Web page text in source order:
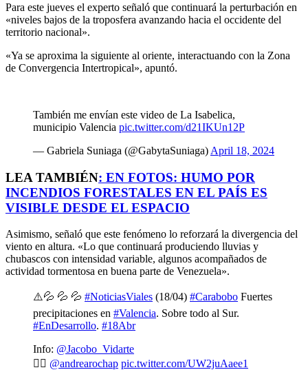
Para este jueves el experto señaló que continuará la perturbación en
«niveles bajos de la troposfera avanzando hacia el occidente del
territorio nacional».
«Ya se aproxima la siguiente al oriente, interactuando con la Zona
de Convergencia Intertropical», apuntó.
También me envían este video de La Isabelica,
municipio Valencia pic.twitter.com/d21IKUn12P
— Gabriela Suniaga (@GabytaSuniaga) April 18, 2024
LEA TAMBIÉN: EN FOTOS: HUMO POR
INCENDIOS FORESTALES EN EL PAÍS ES
VISIBLE DESDE EL ESPACIO
Asimismo, señaló que este fenómeno lo reforzará la divergencia del
viento en altura. «Lo que continuará produciendo lluvias y
chubascos con intensidad variable, algunos acompañados de
actividad tormentosa en buena parte de Venezuela».
⚠️💦 💦 💦 #NoticiasViales (18/04) #Carabobo Fuertes
precipitaciones en #Valencia. Sobre todo al Sur.
#EnDesarrollo. #18Abr
Info: @Jacobo_Vidarte
✍🏻 @andrearochap pic.twitter.com/UW2juAaee1